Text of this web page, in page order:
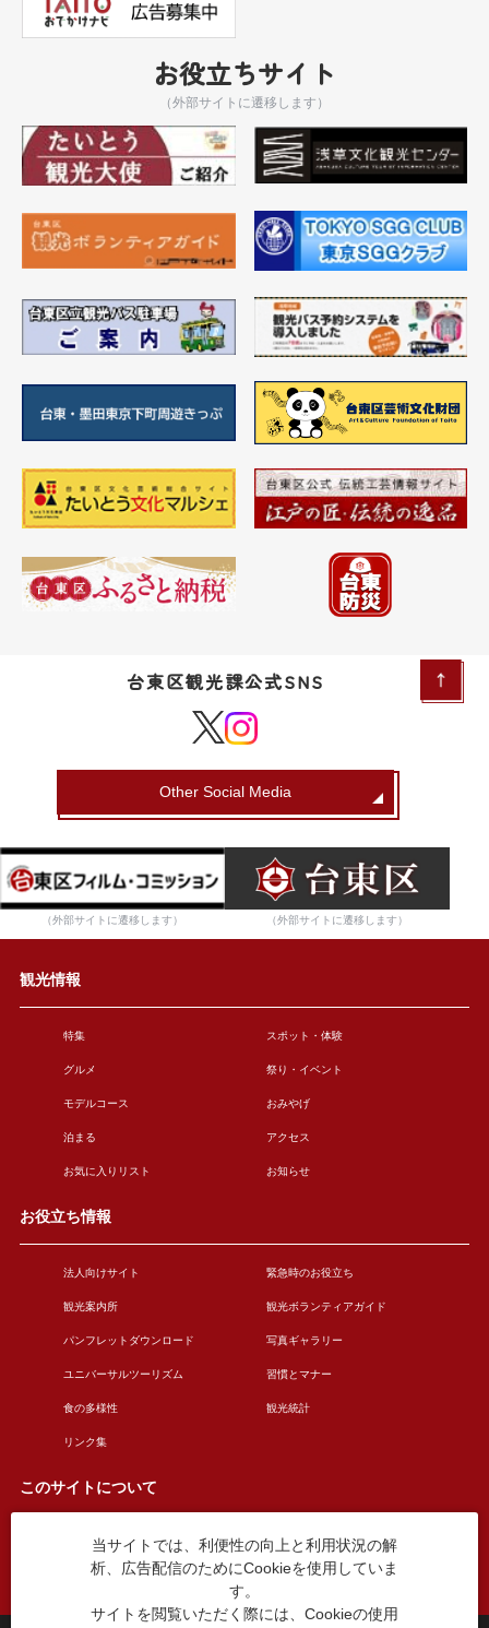
お役立ちサイト
（外部サイトに遷移します）
台東区観光課公式SNS
Other Social Media
（外部サイトに遷移します） （外部サイトに遷移します）
観光情報
特集 スポット・体験
グルメ 祭り・イベント
モデルコース おみやげ
泊まる アクセス
お気に入りリスト お知らせ
お役立ち情報
法人向けサイト 緊急時のお役立ち
観光案内所 観光ボランティアガイド
パンフレットダウンロード 写真ギャラリー
ユニバーサルツーリズム 習慣とマナー
食の多様性 観光統計
リンク集
このサイトについて
このサイトについて 広告掲載について
お問い合わせ
当サイトでは、利便性の向上と利用状況の解
析、広告配信のためにCookieを使用していま
す。
サイトを閲覧いただく際には、Cookieの使用